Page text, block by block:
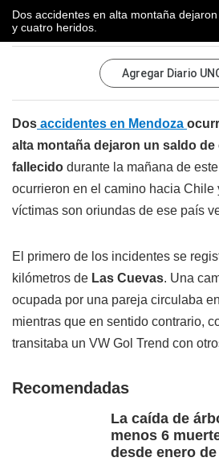
Dos accidentes en alta montaña
y cuatro heridos.
Agregar Diario
Dos accidentes en Mendoza
alta montaña dejaron un saldo
fallecido durante la mañana de
ocurrieron en el camino hacia Chile
víctimas son oriundas de ese país
El primero de los incidentes se
kilómetros de Las Cuevas. Una
ocupada por una pareja circulaba
mientras que en sentido contrario,
transitaba un VW Gol Trend con
Recomendadas
La caída de
menos 6
desde enero de